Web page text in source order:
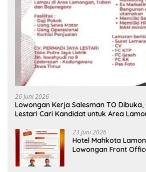
26 Juni 2026
Lowongan Kerja Salesman TO
Lestari Cari Kandidat untuk Area
23 Juni 2026
Hotel Mahkota
Lowongan Front